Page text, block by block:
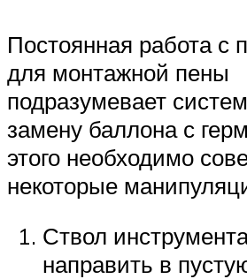
Постоянная работа с
для монтажной пены
подразумевает
замену баллона с
этого необходимо
некоторые
Ствол
направить в